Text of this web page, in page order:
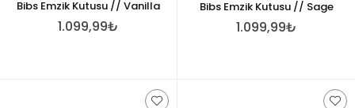
Bibs Emzik Kutusu // Vanilla
1.099,99₺
Bibs Emzik Kutusu // Sage
1.099,99₺